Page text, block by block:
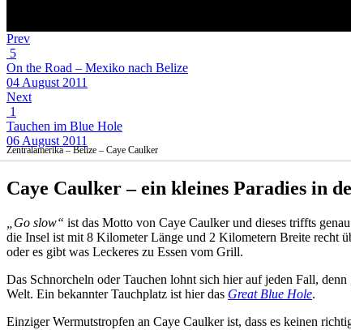
Prev
5
On the Road – Mexiko nach Belize
04 August 2011
Next
1
Tauchen im Blue Hole
06 August 2011
Zentralamerika – Belize – Caye Caulker
Caye Caulker – ein kleines Paradies in
„Go slow“ ist das Motto von Caye Caulker und dieses triffts
die Insel ist mit 8 Kilometer Länge und 2 Kilometern Breite recht
oder es gibt was Leckeres zu Essen vom Grill.
Das Schnorcheln oder Tauchen lohnt sich hier auf jeden Fall,
Welt. Ein bekannter Tauchplatz ist hier das Great Blue Hole.
Einziger Wermutstropfen an Caye Caulker ist, dass es keinen